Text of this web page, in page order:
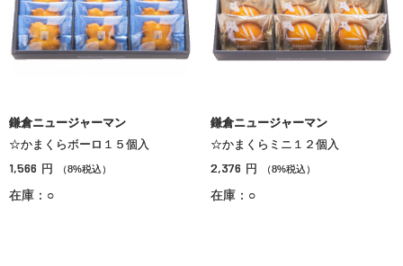
鎌倉ニュージャーマン
☆かまくらボーロ１５個入
1,566 円 （8%税込）
在庫：○
鎌倉ニュージャーマン
☆かまくらミニ１２個入
2,376 円 （8%税込）
在庫：○